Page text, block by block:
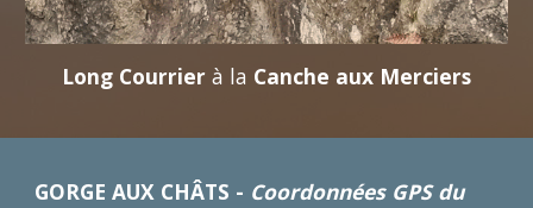
Long Courrier à la Canche aux Merciers
GORGE AUX CHÂTS - Coordonnées GPS du